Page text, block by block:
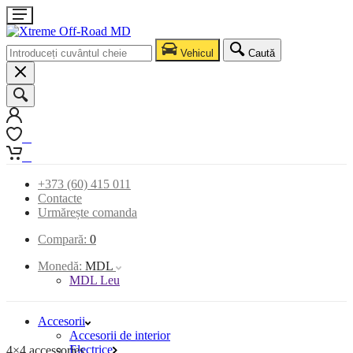
Vehicul Caută
+373 (60) 415 011
Contacte
Urmărește comanda
Compară: 0
Monedă: MDL
MDL Leu
Accesorii
Accesorii de interior
Electrice
4×4 accessories